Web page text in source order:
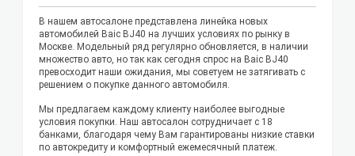
В нашем автосалоне представлена линейка новых
автомобилей Baic BJ40 на лучших условиях по рынку в
Москве. Модельный ряд регулярно обновляется, в наличии
множество авто, но так как сегодня спрос на Baic BJ40
превосходит наши ожидания, мы советуем не затягивать с
решением о покупке данного автомобиля.
Мы предлагаем каждому клиенту наиболее выгодные
условия покупки. Наш автосалон сотрудничает с 18
банками, благодаря чему Вам гарантированы низкие ставки
по автокредиту и комфортный ежемесячный платеж.